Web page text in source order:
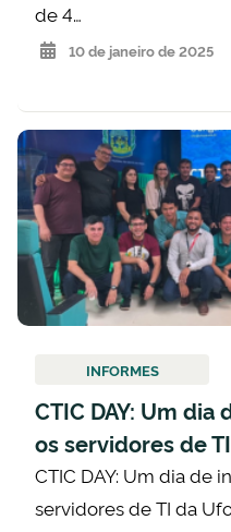
de 4…
10 de janeiro de 2025
INFORMES
CTIC DAY: Um
os servidores de
CTIC DAY: Um dia de
servidores de TI da